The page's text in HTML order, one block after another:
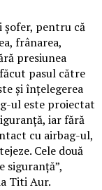
șofer, pentru că
frânarea,
presiunea
pasul către
și înțelegerea
ul este proiectat
iar fără
cu airbag-ul,
Cele două
siguranță”,
Titi Aur.